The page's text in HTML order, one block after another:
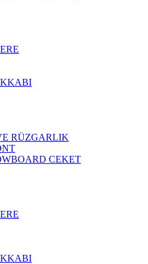
RÜZGARLIK
CEKET